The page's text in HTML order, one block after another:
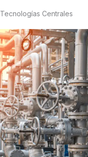
Tecnologías Centrales